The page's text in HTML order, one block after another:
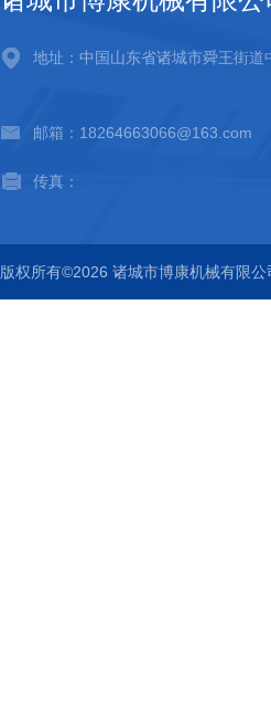
地址：中国山东省诸城市舜王街道
邮箱：18264663066@163.com
传真：
版权所有©2026 诸城市博康机械有限